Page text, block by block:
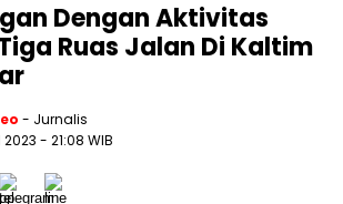
Dengan Aktivitas
Ruas Jalan Di Kaltim
- Jurnalis
2023 - 21:08 WIB